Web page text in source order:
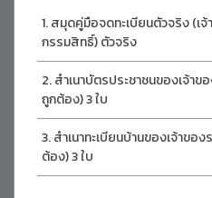
สมุดคู่มือจดทะเบียนตัวจริง (เ
กรรมสิทธิ์) ตัวจริง
สำเนาบัตรประชาชนของเจ้า
ถูกต้อง) 3 ใบ
สำเนาทะเบียนบ้านของเจ้าขอ
ต้อง) 3 ใบ